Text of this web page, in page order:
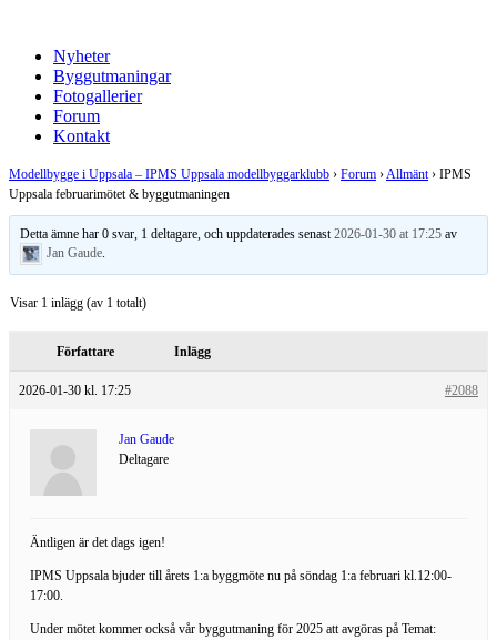
Nyheter
Byggutmaningar
Fotogallerier
Forum
Kontakt
Modellbygge i Uppsala – IPMS Uppsala modellbyggarklubb › Forum ›Allmänt › IPMS
Uppsala februarimötet & byggutmaningen
Detta ämne har 0 svar, 1 deltagare, och uppdaterades senast2026-01-30 at 17:25 av
Jan Gaude
Visar 1 inlägg (av 1 totalt)
Författare Inlägg
2026-01-30 kl. 17:25 #2088
Jan Gaude
Deltagare
Äntligen är det dags igen!
IPMS Uppsala bjuder till årets 1:a byggmöte nu på söndag 1:a februari kl.12:00-
17:00.
Under mötet kommer också vår byggutmaning för 2025 att avgöras på Temat: